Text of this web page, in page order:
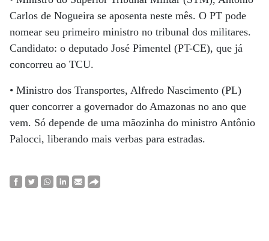
Carlos de Nogueira se aposenta neste mês. O PT pode
nomear seu primeiro ministro no tribunal dos militares.
Candidato: o deputado José Pimentel (PT-CE), que já
concorreu ao TCU.
• Ministro dos Transportes, Alfredo Nascimento (PL)
quer concorrer a governador do Amazonas no ano que
vem. Só depende de uma mãozinha do ministro Antônio
Palocci, liberando mais verbas para estradas.